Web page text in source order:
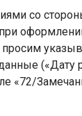
со
(«Дату
«72/